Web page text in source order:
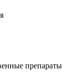
препараты